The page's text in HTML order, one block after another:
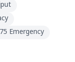
Emergency